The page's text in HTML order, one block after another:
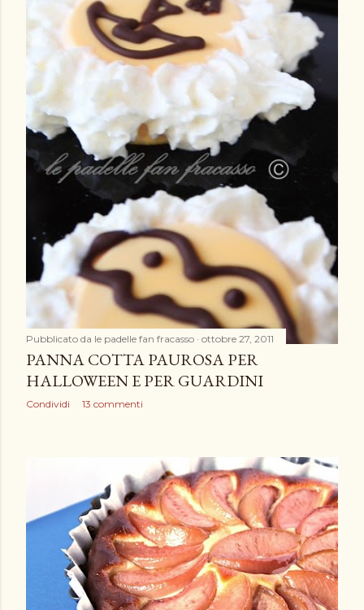
Pubblicato da le padelle fan fracasso ottobre 27, 2011
PANNA COTTA PAUROSA PER
HALLOWEEN E PER GUARDINI
Condividi 13 commenti